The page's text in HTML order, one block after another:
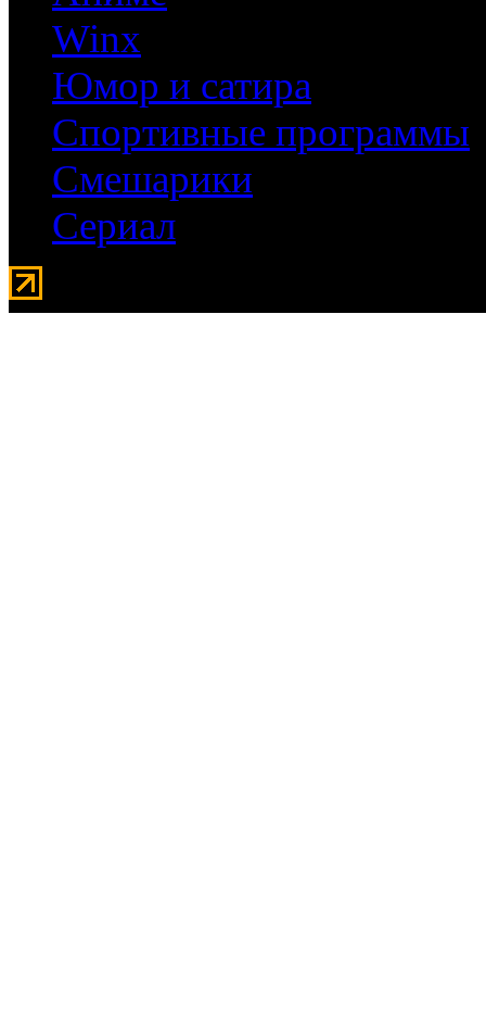
Winx
Юмор и сатира
Спортивные программы
Смешарики
Сериал
Мувидом - аренда